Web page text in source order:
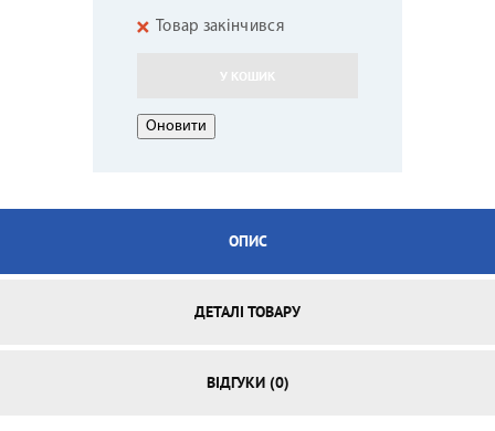
Товар закінчився
У КОШИК
ОПИС
ДЕТАЛІ ТОВАРУ
ВІДГУКИ (0)